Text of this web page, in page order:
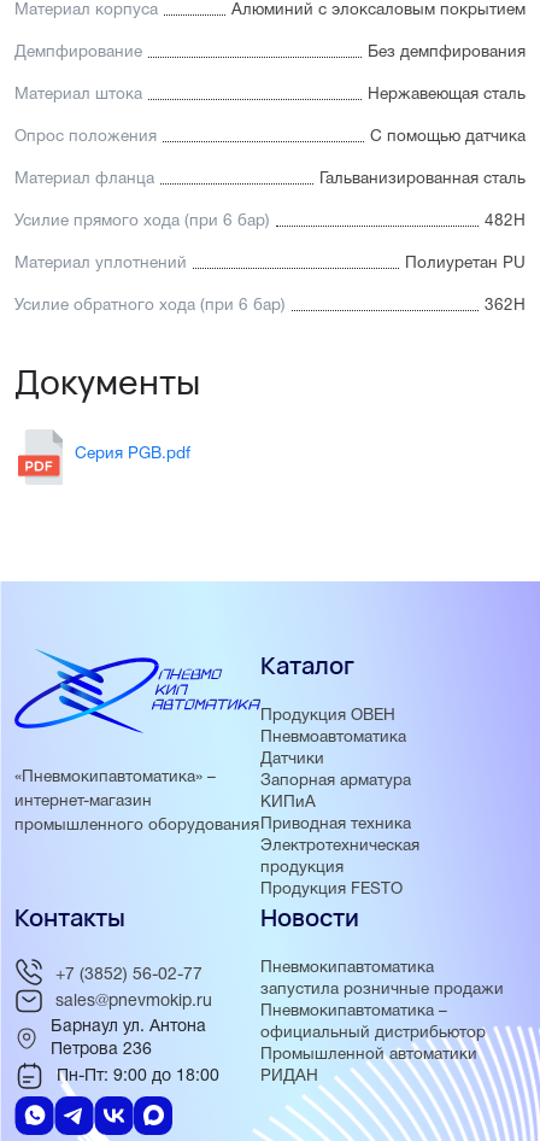
Материал корпуса Алюминий с элоксаловым покрытием
Демпфирование Без демпфирования
Материал штока Нержавеющая сталь
Опрос положения С помощью датчика
Материал фланца Гальванизированная сталь
Усилие прямого хода (при 6 бар) 482Н
Материал уплотнений Полиуретан PU
Усилие обратного хода (при 6 бар) 362Н
Документы
Серия PGB.pdf
«Пневмокипавтоматика» –
интернет-магазин
промышленного оборудования
Каталог
Продукция ОВЕН
Пневмоавтоматика
Датчики
Запорная арматура
КИПиА
Приводная техника
Электротехническая
продукция
Продукция FESTO
Новости
Пневмокипавтоматика
запустила розничные продажи
Пневмокипавтоматика –
официальный дистрибьютор
Промышленной автоматики
РИДАН
Контакты
+7 (3852) 56-02-77
sales@pnevmokip.ru
Барнаул ул. Антона
Петрова 236
Пн-Пт: 9:00 до 18:00